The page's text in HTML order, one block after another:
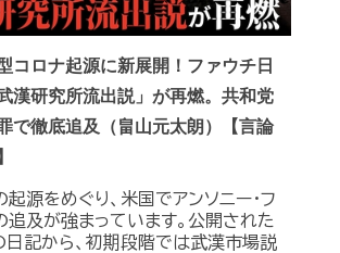
コロナ起源に新展開！ファウチ日
漢研究所流出説」が再燃。共和党
で徹底追及（畠山元太朗）【言論
源をめぐり、米国でアンソニー・フ
追及が強まっています。公開された
日記から、初期段階では武漢市場説